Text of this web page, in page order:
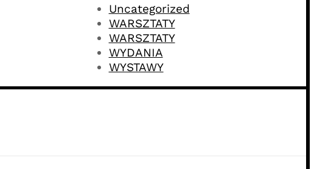
Uncategorized
WARSZTATY
WARSZTATY
WYDANIA
WYSTAWY